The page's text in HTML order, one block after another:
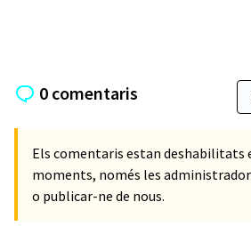
0 comentaris
Els comentaris estan deshabilitats
moments, només les
o publicar-ne de nous.